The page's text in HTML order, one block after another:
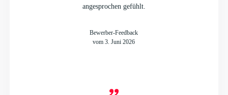
angesprochen gefühlt.
Bewerber-Feedback
vom 3. Juni 2026